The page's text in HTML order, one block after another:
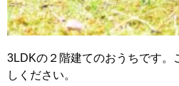
3LDKの２階建てのおうちです。
しください。